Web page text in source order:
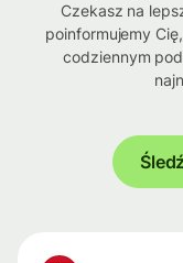
Czekasz na
poinformujemy
codziennym